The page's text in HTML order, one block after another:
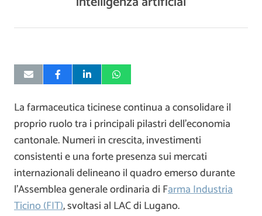
La farmaceutica ticinese continua a consolidare il
proprio ruolo tra i principali pilastri dell’economia
cantonale. Numeri in crescita, investimenti
consistenti e una forte presenza sui mercati
internazionali delineano il quadro emerso durante
l’Assemblea generale ordinaria di Farma Industria
Ticino (FIT), svoltasi al LAC di Lugano.